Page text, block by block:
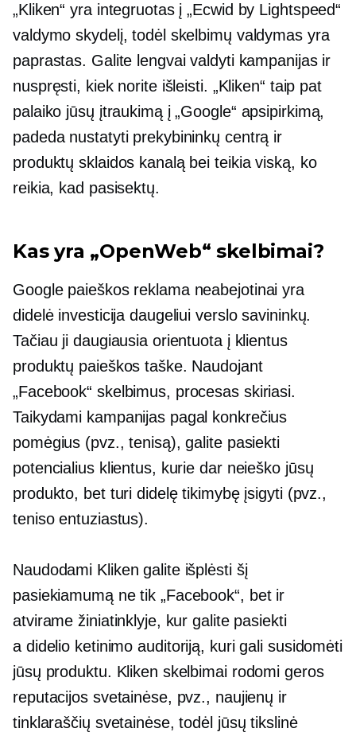
„Kliken“ yra integruotas į „Ecwid by Lightspeed“
valdymo skydelį, todėl skelbimų valdymas yra
paprastas. Galite lengvai valdyti kampanijas ir
nuspręsti, kiek norite išleisti. „Kliken“ taip pat
palaiko jūsų įtraukimą į „Google“ apsipirkimą,
padeda nustatyti prekybininkų centrą ir
produktų sklaidos kanalą bei teikia viską, ko
reikia, kad pasisektų.
Kas yra „OpenWeb“ skelbimai?
Google paieškos reklama neabejotinai yra
didelė investicija daugeliui verslo savininkų.
Tačiau ji daugiausia orientuota į klientus
produktų paieškos taške. Naudojant
„Facebook“ skelbimus, procesas skiriasi.
Taikydami kampanijas pagal konkrečius
pomėgius (pvz., tenisą), galite pasiekti
potencialius klientus, kurie dar neieško jūsų
produkto, bet turi didelę tikimybę įsigyti (pvz.,
teniso entuziastus).
Naudodami Kliken galite išplėsti šį
pasiekiamumą ne tik „Facebook“, bet ir
atvirame žiniatinklyje, kur galite pasiekti
a didelio ketinimo auditoriją, kuri gali susidomėti
jūsų produktu. Kliken skelbimai rodomi geros
reputacijos svetainėse, pvz., naujienų ir
tinklaraščių svetainėse, todėl jūsų tikslinė